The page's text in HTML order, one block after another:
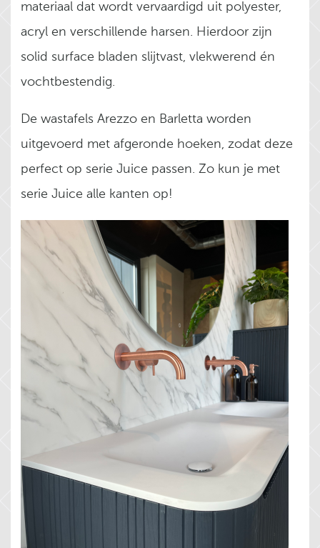
materiaal dat wordt vervaardigd uit polyester,
acryl en verschillende harsen. Hierdoor zijn
solid surface bladen slijtvast, vlekwerend én
vochtbestendig.
De wastafels Arezzo en Barletta worden
uitgevoerd met afgeronde hoeken, zodat deze
perfect op serie Juice passen. Zo kun je met
serie Juice alle kanten op!